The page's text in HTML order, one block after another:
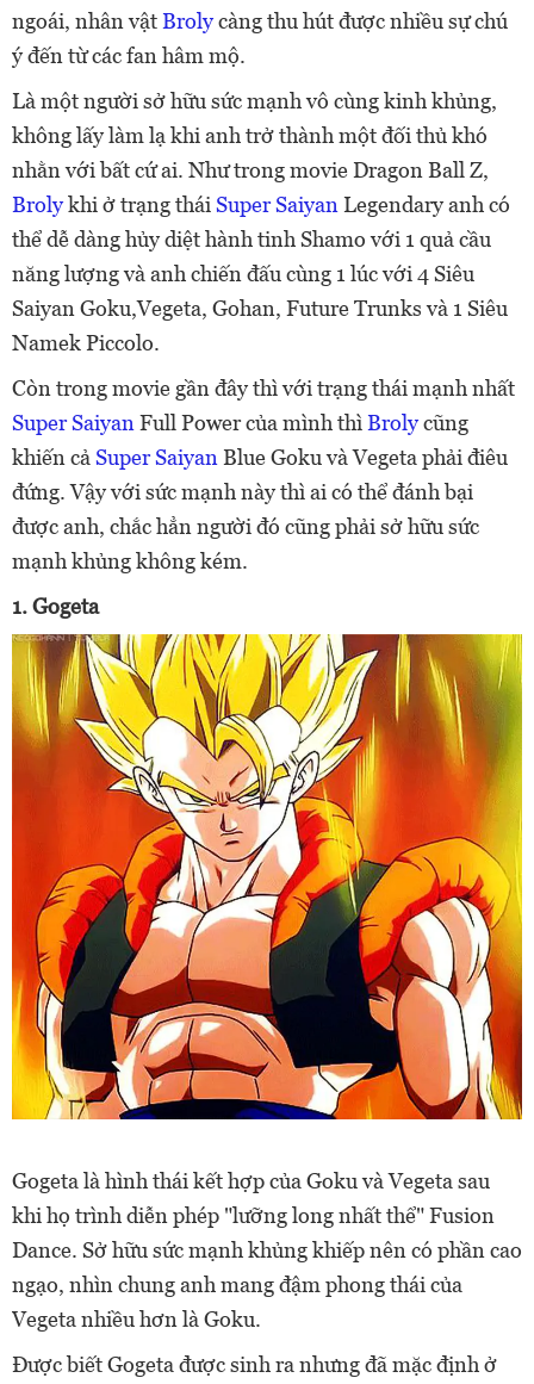
ngoái, nhân vậtBrolycàng thu hút được nhiều sự chú
ý đến từ các fan hâm mộ.
Là một người sở hữu sức mạnh vô cùng kinh khủng,
không lấy làm lạ khi anh trở thành một đối thủ khó
nhằn với bất cứ ai. Như trong movie Dragon Ball Z,
Brolykhi ở trạng thái Super Saiyan Legendary anh có
thể dễ dàng hủy diệt hành tinh Shamo với 1 quả cầu
năng lượng và anh chiến đấu cùng 1 lúc với 4 Siêu
Saiyan Goku,Vegeta, Gohan, Future Trunks và 1 Siêu
Namek Piccolo.
Còn trong movie gần đây thì với trạng thái mạnh nhất
Super Saiyan Full Power của mình thì Brolycũng
khiến cả Super Saiyan Blue Goku và Vegeta phải điêu
đứng. Vậy với sức mạnh này thì ai có thể đánh bại
được anh, chắc hẳn người đó cũng phải sở hữu sức
mạnh khủng không kém.
1. Gogeta
Gogeta là hình thái kết hợp của Goku và Vegeta sau
khi họ trình diễn phép "lưỡng long nhất thể" Fusion
Dance. Sở hữu sức mạnh khủng khiếp nên có phần cao
ngạo, nhìn chung anh mang đậm phong thái của
Vegeta nhiều hơn là Goku.
Được biết Gogeta được sinh ra nhưng đã mặc định ở